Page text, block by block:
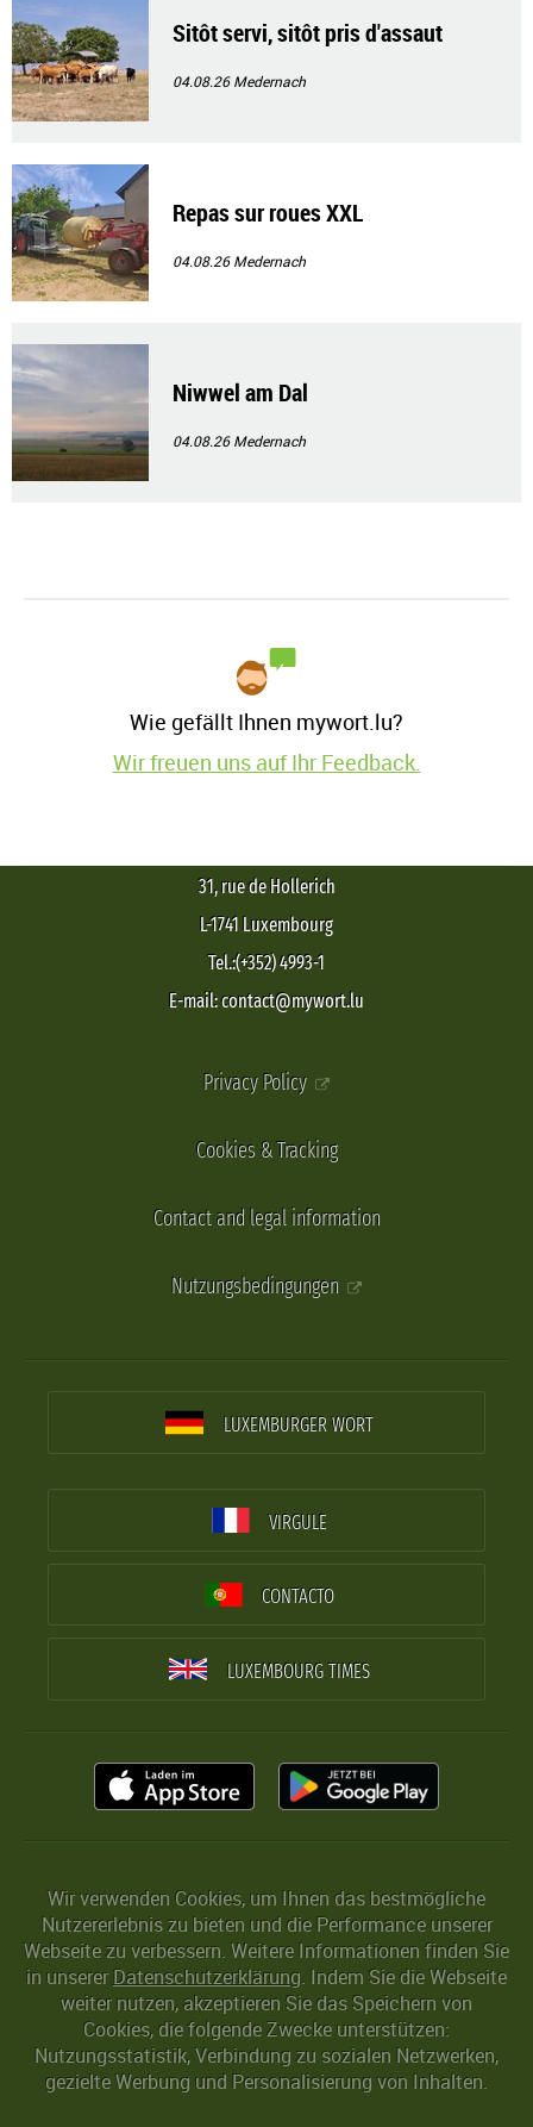
Sitôt servi, sitôt pris d'assaut
04.08.26Medernach
Repas sur roues XXL
04.08.26Medernach
Niwwel am Dal
04.08.26Medernach
Wie gefällt Ihnen mywort.lu?
Wir freuen uns auf Ihr Feedback.
31, rue de Hollerich
L-1741 Luxembourg
Tel.:(+352) 4993-1
E-mail: contact@mywort.lu
Privacy Policy
Cookies & Tracking
Contact and legal information
Nutzungsbedingungen
LUXEMBURGER WORT
VIRGULE
CONTACTO
LUXEMBOURG TIMES
Wir verwenden Cookies, um Ihnen das bestmögliche
Nutzererlebnis zu bieten und die Performance unserer
Webseite zu verbessern. Weitere Informationen finden Sie
in unserer Datenschutzerklärung. Indem Sie die Webseite
weiter nutzen, akzeptieren Sie das Speichern von
Cookies, die folgende Zwecke unterstützen:
Nutzungsstatistik, Verbindung zu sozialen Netzwerken,
gezielte Werbung und Personalisierung von Inhalten.